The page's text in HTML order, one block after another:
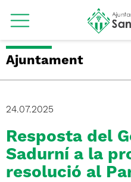
Ajuntament
24.07.2025
Resposta del
Sadurní a la
resolució al